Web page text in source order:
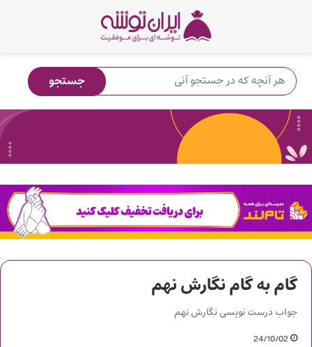
گام به گام نگارش نهم
جواب درست نویسی نگارش نهم
24/10/02